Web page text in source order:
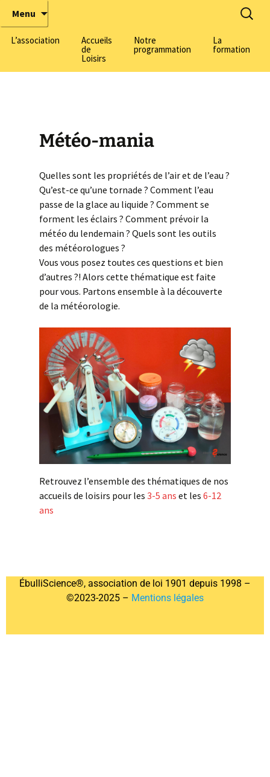
ÉbulliScience
Tous chercheurs, toutes chercheuses !
Menu
L’association
L’équipe Découvrez notre équipe
d’intervention Scientifiques
Labomobils
Parcours Scientifiques
Parlons Sciences, le
podcast de la médiation
scientifique
Nous soutenir
Accueils
de
Loisirs
(Villeurbanne)
Inscriptions
Notre
programmation
La
formation
Météo-mania
Quelles sont les propriétés de l’air et de l’eau ?
Qu’est-ce qu’une tornade ? Comment l’eau
passe de la glace au liquide ? Comment se
forment les éclairs ? Comment prévoir la
météo du lendemain ? Quels sont les outils
des météorologues ?
Vous vous posez toutes ces questions et bien
d’autres ?! Alors cette thématique est faite
pour vous. Partons ensemble à la découverte
de la météorologie.
Retrouvez l’ensemble des thématiques de nos
accueils de loisirs pour les 3-5 ans et les 6-12
ans
ÉbulliScience®, association de loi 1901 depuis 1998 –
©2023-2025 – Mentions légales